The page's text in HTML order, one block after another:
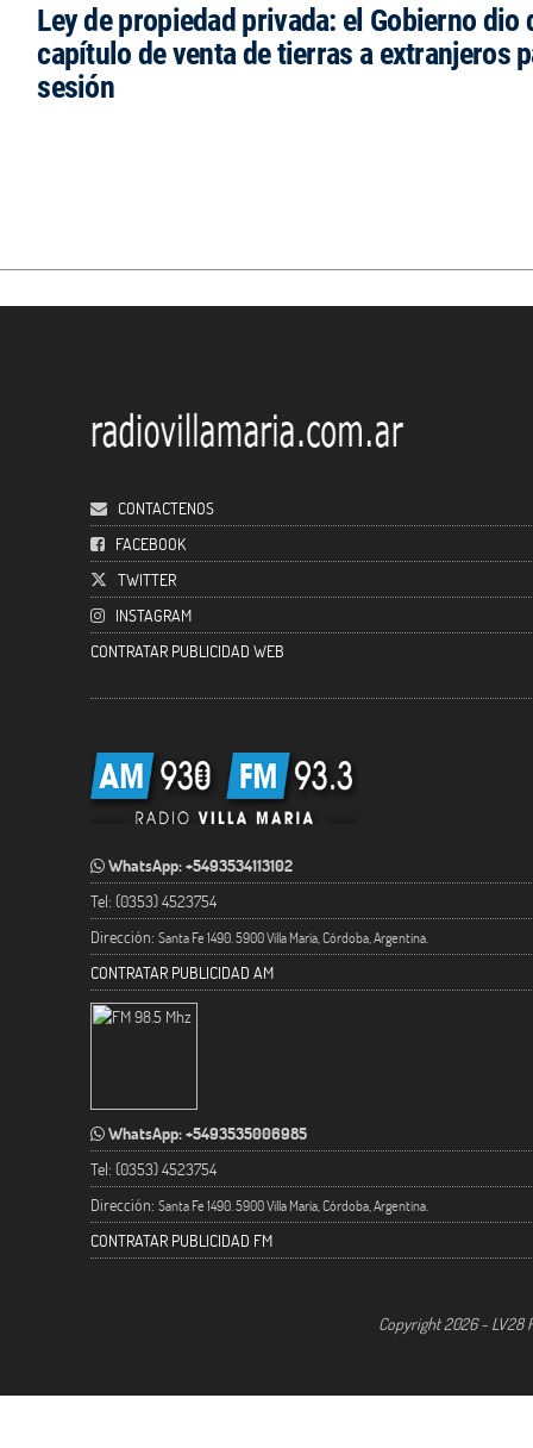
Ley de propiedad privada: el Gobierno dio
capítulo de venta de tierras a extranjeros
sesión
CONTACTENOS
FACEBOOK
TWITTER
INSTAGRAM
CONTRATAR PUBLICIDAD WEB
WhatsApp: +5493534113102
Tel: (0353) 4523754
Dirección: Santa Fe 1490. 5900 Villa María, Córdoba, Argentina.
CONTRATAR PUBLICIDAD AM
WhatsApp: +5493535006985
Tel: (0353) 4523754
Dirección: Santa Fe 1490. 5900 Villa María, Córdoba, Argentina.
CONTRATAR PUBLICIDAD FM
Copyright 2026 - LV28